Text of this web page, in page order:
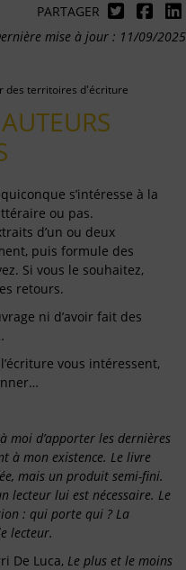
PARTAGER
mise à jour : 11/09/2025
des territoires d'écriture
s’intéresse à la
ou pas.
d’un ou deux
puis formule des
Si vous le souhaitez,
retours.
ni d’avoir fait des
vous intéressent,
moi d’apporter les dernières
à mon existence. Le livre
mais un produit semi-fini.
lecteur lui est nécessaire. Le
: qui porte qui ? La
lecteur.
De Luca, Le plus et le moins